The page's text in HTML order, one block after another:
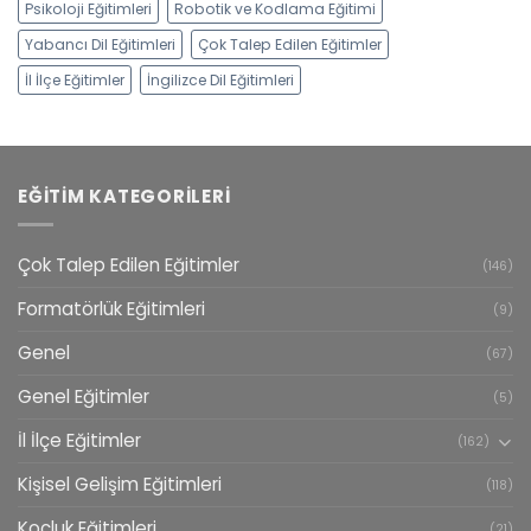
Psikoloji Eğitimleri
Robotik ve Kodlama Eğitimi
Yabancı Dil Eğitimleri
Çok Talep Edilen Eğitimler
İl İlçe Eğitimler
İngilizce Dil Eğitimleri
EĞITIM KATEGORILERI
Çok Talep Edilen Eğitimler (146)
Formatörlük Eğitimleri (9)
Genel (67)
Genel Eğitimler (5)
İl İlçe Eğitimler (162)
Kişisel Gelişim Eğitimleri (118)